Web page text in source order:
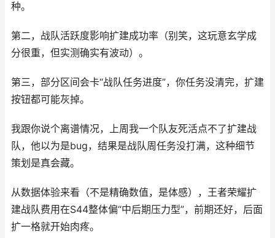
种。
第二，战队活跃度影响扩建成功率（别笑，这玩意玄学成
分很重，但实测确实有波动）。
第三，部分区间会卡“战队任务进度”，你任务没清完，扩建
按钮都可能灰掉。
我跟你说个离谱情况，上周我一个队友死活点不了扩建战
队，他以为是bug，结果是战队周任务没打满，这种细节
策划是真会藏。
从数据体验来看（不是精确数值，是体感），王者荣耀扩
建战队费用在S44整体偏“中后期压力型”，前期还好，后面
扩一格就开始肉疼。